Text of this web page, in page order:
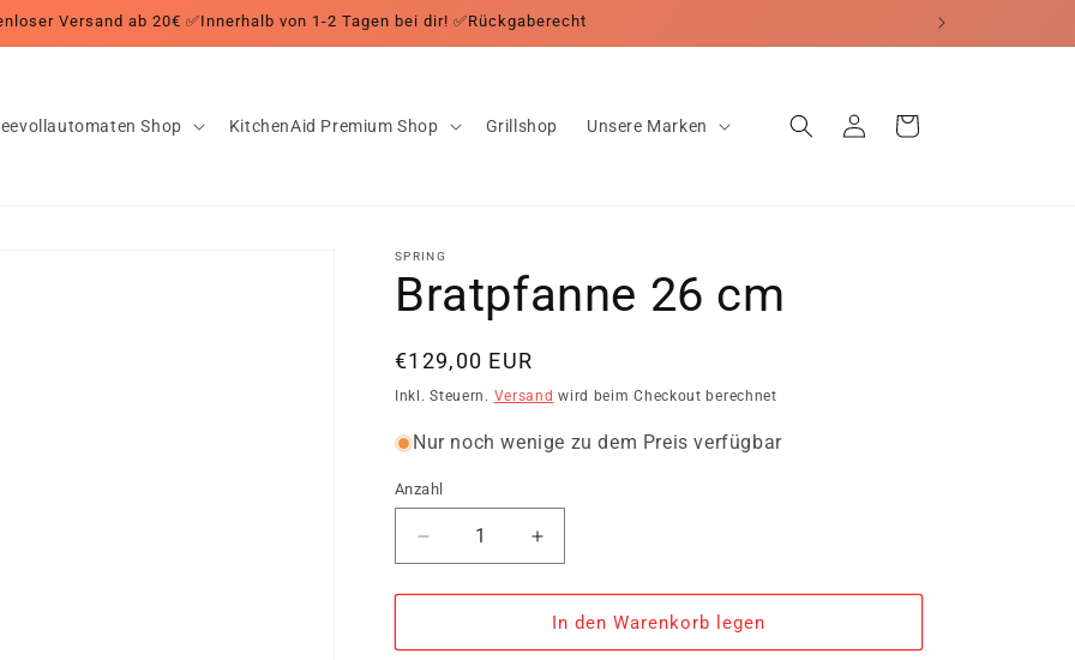
Versand ab 20€ ✅Innerhalb von 1-2 Tagen bei dir! ✅Rückgaberecht
Shop KitchenAid Premium Shop Grillshop Unsere Marken EinloggenWarenkorb
SPRING
Bratpfanne 26 cm
Normaler
Preis
€129,00 EUR
Inkl. Steuern. Versand wird beim Checkout berechnet
Nur noch wenige zu dem Preis verfügbar
Anzahl
Verringere
die
Menge
Bratpfanne
Erhöhe
die
Menge
für
Bratpfanne
In den Warenkorb legen